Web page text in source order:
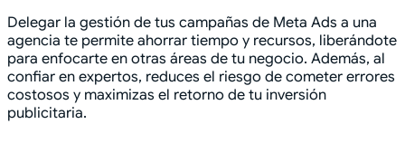
Delegar la gestión de tus campañas de Meta Ads a una
agencia te permite ahorrar tiempo y recursos, liberándote
para enfocarte en otras áreas de tu negocio. Además, al
confiar en expertos, reduces el riesgo de cometer errores
costosos y maximizas el retorno de tu inversión
publicitaria.